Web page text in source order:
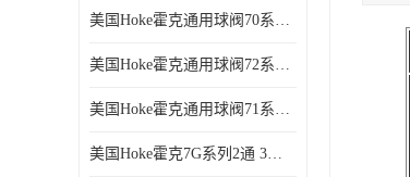
美国Hoke霍克通用球阀70系列球阀 部分库存 原厂拿货
美国Hoke霍克通用球阀72系列棒料球阀 部分库存 原厂拿货
美国Hoke霍克通用球阀71系列球阀 部分库存 原厂拿货
美国Hoke霍克7G系列2通 3通球阀 部分库存 原厂拿货